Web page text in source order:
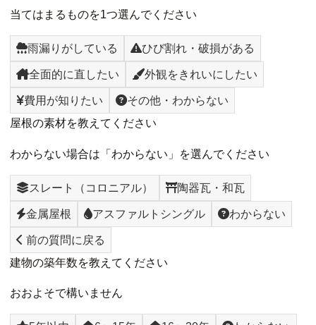
当てはまるものを1つ選んでください
雨漏りがしている ひび割れ・破損がある
全面的に直したい 外観をきれいにしたい
費用が知りたい
その他・わからない
屋根の素材を教えてください
わからない場合は「わからない」を選んでください
スレート（コロニアル） 陶器瓦・和瓦
金属屋根 アスファルトシングル わからない
前の質問に戻る
建物の築年数を教えてください
おおよそで構いません